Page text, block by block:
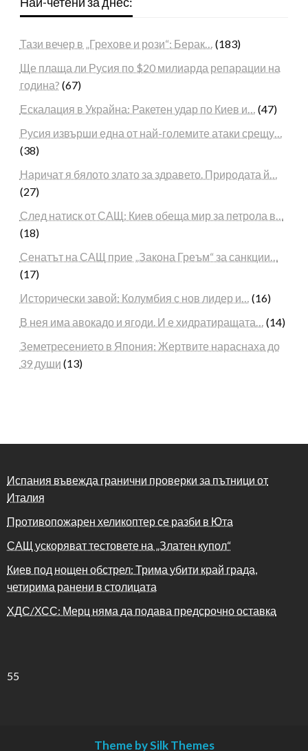
Тази вечер в „Грехове и рози“: Берак… (183)
Ще плаща ли Русия по $20 милиарда репарации на
година? (67)
Ескалация в Украйна: Ракетен удар по Киев и… (47)
Русия извърши една от най-големите атаки срещу…
(38)
Наричат я бялото злато за здравето. Природата й…
(27)
След натиск от САЩ: Киев обеща мир за петрола в…
(18)
Сенатът на САЩ прие „Закона Греъм“ за санкции…
(17)
Исторически завой: Колумбия с нов лидер и… (16)
В нея има авокадо и ягоди. И е хидратиращата… (14)
Земетресението в Япония: Жертвите нараснаха до
39 души (13)
Испания въвежда гранични проверки за пътници от
Италия
Противопожарен хеликоптер се разби в Юта
САЩ ускоряват тестовете на „Златен купол“
Киев под нощен обстрел: Трима убити край града,
четирима ранени в столицата
ХДС/ХСС: Мерц няма да подава предсрочно оставка
55
Theme by Silk Themes